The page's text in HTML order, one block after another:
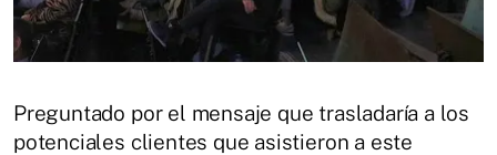
Preguntado por el mensaje que trasladaría a los
potenciales clientes que asistieron a este